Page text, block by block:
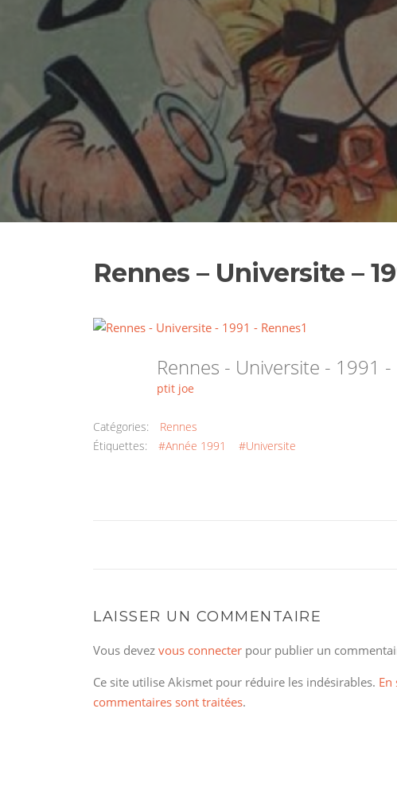
Rennes – Universite –
Rennes - Universite - 1991 -
ptit joe
Catégories:
Rennes
Étiquettes:
#Année 1991 #Universite
LAISSER UN COMMENTAIRE
Vous devez vous connecter pour publier un
Ce site utilise Akismet pour réduire les indésirables.
commentaires sont traitées.